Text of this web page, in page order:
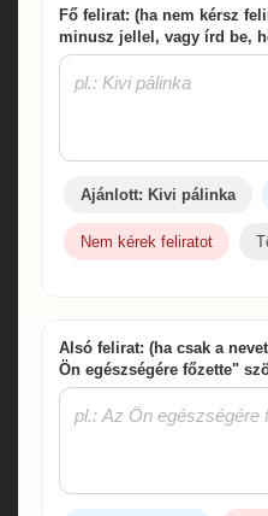
Fő felirat: (ha nem kérsz
minusz jellel, vagy írd be,
Ajánlott: Kivi pálinka
Nem kérek feliratot
Alsó felirat: (ha csak a
Ön egészségére főzette"